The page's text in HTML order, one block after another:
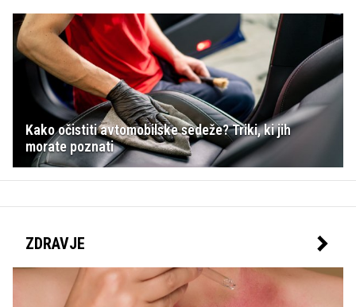
Kako očistiti avtomobilske sedeže? Triki, ki jih
morate poznati
ZDRAVJE